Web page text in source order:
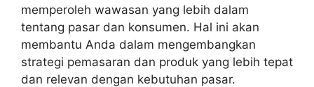
memperoleh wawasan yang lebih dalam
tentang pasar dan konsumen. Hal ini akan
membantu Anda dalam mengembangkan
strategi pemasaran dan produk yang lebih tepat
dan relevan dengan kebutuhan pasar.